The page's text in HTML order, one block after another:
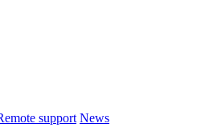
support News